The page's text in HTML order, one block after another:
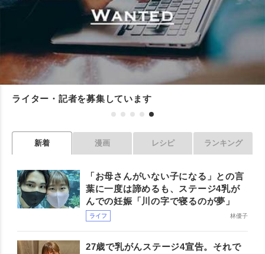
ライター・記者を募集しています
新着 漫画 レシピ ランキング
「お母さんがいない子になる」との言
葉に一度は諦めるも、ステージ4乳が
んでの妊娠「川の字で寝るのが夢」
ライフ 林優子
27歳で乳がんステージ4宣告。それで